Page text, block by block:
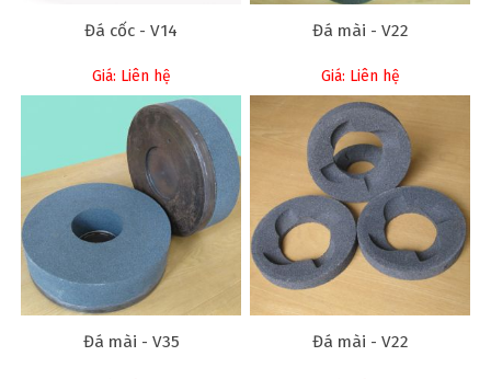
Đá cốc - V14
Giá: Liên hệ
Đá mài - V22
Giá: Liên hệ
Đá mài - V35 Đá mài - V22